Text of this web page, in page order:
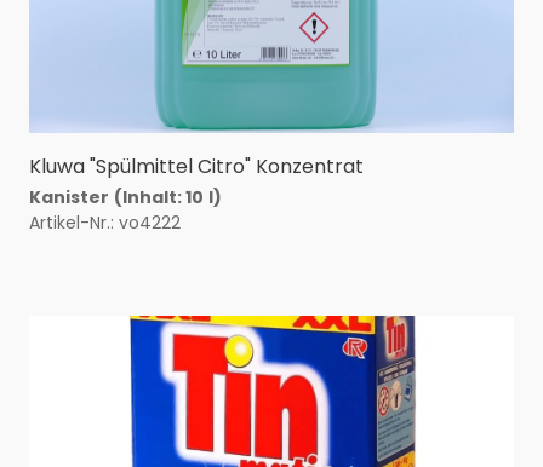
Kluwa "Spülmittel Citro" Konzentrat
Kanister (Inhalt: 10 l)
Artikel-Nr.: vo4222